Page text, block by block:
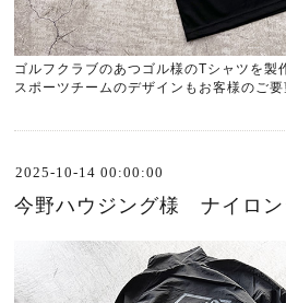
ゴルフクラブのあつゴル様のTシャツを製
スポーツチームのデザインもお客様のご
2025-10-14 00:00:00
今野ハウジング様 ナイロン